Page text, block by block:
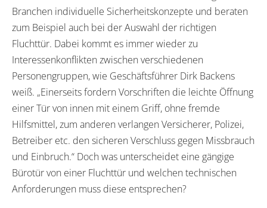
Branchen individuelle Sicherheitskonzepte und beraten
zum Beispiel auch bei der Auswahl der richtigen
Fluchttür. Dabei kommt es immer wieder zu
Interessenkonflikten zwischen verschiedenen
Personengruppen, wie Geschäftsführer Dirk Backens
weiß. „Einerseits fordern Vorschriften die leichte Öffnung
einer Tür von innen mit einem Griff, ohne fremde
Hilfsmittel, zum anderen verlangen Versicherer, Polizei,
Betreiber etc. den sicheren Verschluss gegen Missbrauch
und Einbruch.“ Doch was unterscheidet eine gängige
Bürotür von einer Fluchttür und welchen technischen
Anforderungen muss diese entsprechen?